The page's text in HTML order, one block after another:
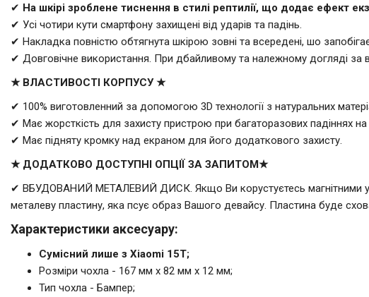
✔ На шкірі зроблене тиснення в стилі рептилії, що додає ефект
✔ Усі чотири кути смартфону захищені від ударів та падінь.
✔ Накладка повністю обтягнута шкірою зовні та всередені, шо
✔ Довговічне використання. При дбайливому та належному догляді за
★ ВЛАСТИВОСТІ КОРПУСУ ★
✔ 100% виготовленний за допомогою 3D технології з натуральних
✔ Має жорсткість для захисту пристрою при багаторазових падіннях на
✔ Має підняту кромку над екраном для його додаткового захисту.
★ ДОДАТКОВО ДОСТУПНІ ОПЦІЇ ЗА ЗАПИТОМ★
✔ ВБУДОВАНИЙ МЕТАЛЕВИЙ ДИСК. Якщо Ви корустуєтесь магнітними
металеву пластину, яка псує образ Вашого девайсу. Пластина буде
Характеристики аксесуару:
Сумісний лише з Xiaomi 15T;
Розміри чохла - 167 мм x 82 мм x 12 мм;
Тип чохла - Бампер;